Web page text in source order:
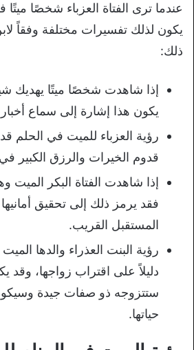
عندما ترى الفتاة العزباء شخصًا
يكون لذلك تفسيرات مختلفة وفقاً
ذلك:
إذا شاهدت شخصًا ميتًا يهديك
يكون هذا إشارة إلى سماع أخبار
رؤية العزباء للميت في الحلم
قدوم الخيرات والرزق الكبير
إذا شاهدت الفتاة البكر
فقد يرمز ذلك إلى تحقيق
المستقبل القريب.
رؤية البنت العذراء والدها
دليلاً على اقتراب زواجها، وقد
ستتزوجه ذو صفات جيدة
حياتها.